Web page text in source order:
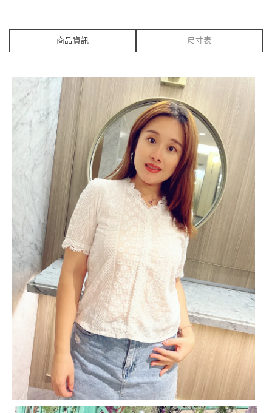
商品資訊 尺寸表